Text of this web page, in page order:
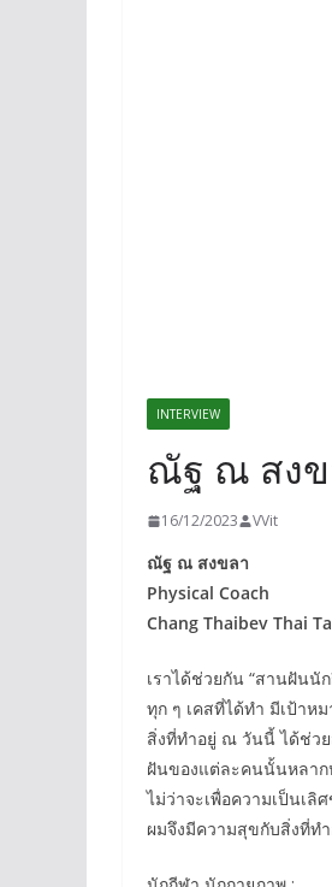
INTERVIEW
ณัฐ ณ สง
16/12/2023 VVit
ณัฐ ณ สงขลา
Physical Coach
Chang Thaibev Thai
เราได้ช่วยกัน “สานฝันนั
ทุก ๆ เคสที่ได้ทำ มีเป้าห
สิ่งที่ทำอยู่ ณ วันนี้ ได้ช่ว
ฝันของแต่ละคนนั้นหลาก
ไม่ว่าจะเพื่อความเป็นเลิ
ผมจึงมีความสุขกับสิ่งที่ท